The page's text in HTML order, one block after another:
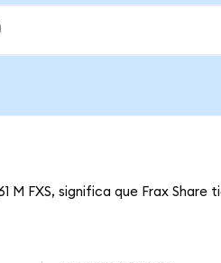
M FXS, significa que Frax Share